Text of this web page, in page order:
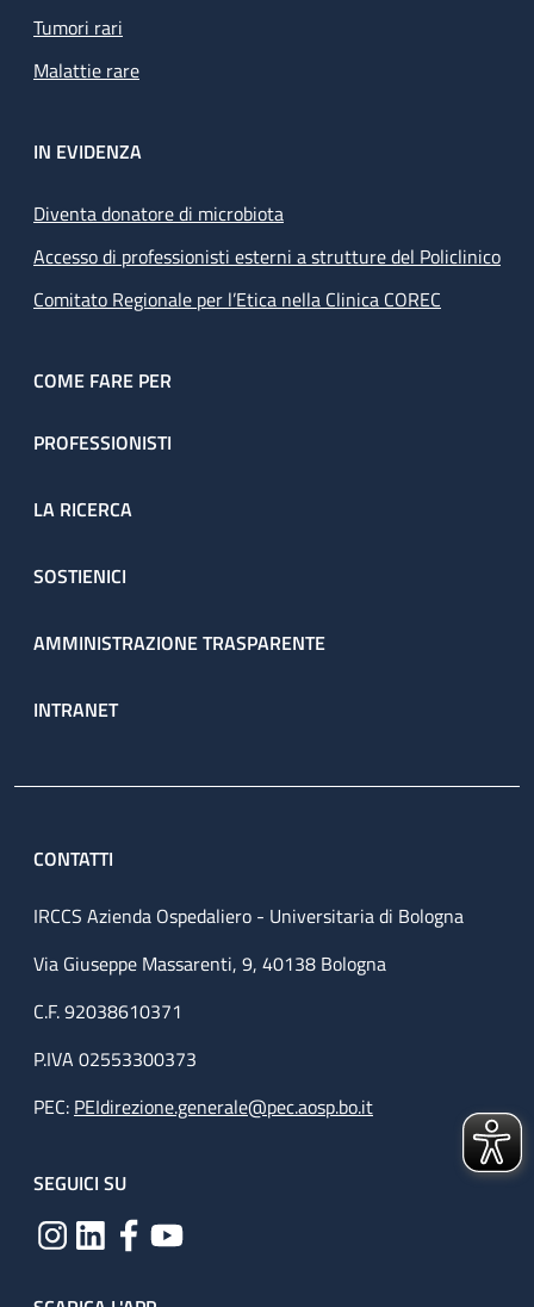
Tumori rari
Malattie rare
IN EVIDENZA
Diventa donatore di microbiota
Accesso di professionisti esterni a strutture del Policlinico
Comitato Regionale per l’Etica nella Clinica COREC
COME FARE PER
PROFESSIONISTI
LA RICERCA
SOSTIENICI
AMMINISTRAZIONE TRASPARENTE
INTRANET
CONTATTI
IRCCS Azienda Ospedaliero - Universitaria di Bologna
Via Giuseppe Massarenti, 9, 40138 Bologna
C.F. 92038610371
P.IVA 02553300373
PEC: PEIdirezione.generale@pec.aosp.bo.it
SEGUICI SU